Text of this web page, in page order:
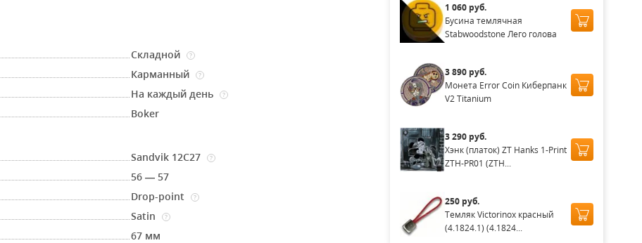
Складной ?
Карманный ?
На каждый день ?
Boker
Sandvik 12C27 ?
56 — 57
Drop-point ?
Satin ?
67 мм
1 060 руб.
Бусина темлячная
Stabwoodstone Лего голова
3 890 руб.
Монета Error Coin Киберпанк
V2 Titanium
3 290 руб.
Хэнк (платок) ZT Hanks 1-Print
ZTH-PR01 (ZTH...
250 руб.
Темляк Victorinox красный
(4.1824.1) (4.1824...